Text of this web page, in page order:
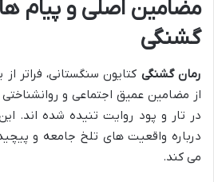
مضامین اصلی و پیام
گشنگی
رمان گشنگی کتایون سنگستانی، فراتر
از مضامین عمیق اجتماعی و
در تار و پود روایت تنیده شده اند. این
درباره واقعیت های تلخ جامعه و
می کند.